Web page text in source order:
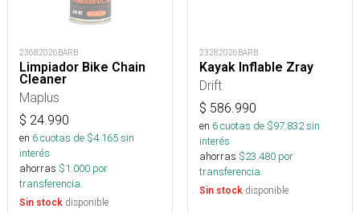
23682026BARB
Limpiador Bike Chain
Cleaner
Maplus
$ 24.990
en 6cuotas de $4.165sin
interés
ahorras $1.000 por
transferencia.
Sin stock disponible
23282026BARB
Kayak Inflable Zray
Drift
$ 586.990
en 6cuotas de $97.832sin
interés
ahorras $23.480 por
transferencia.
Sin stock disponible